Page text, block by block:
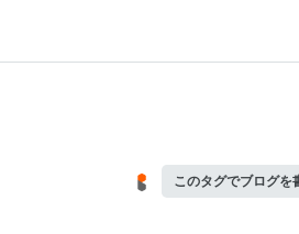
このタグでブログを